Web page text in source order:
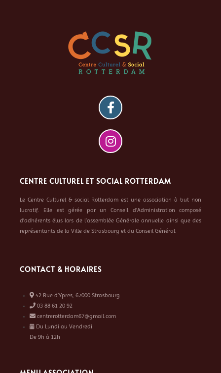
CENTRE CULTUREL ET SOCIAL ROTTERDAM
Le Centre Culturel & social Rotterdam est une association à but non
lucratif. Elle est gérée par un Conseil d’Administration composé
d’adhérents élus lors de l’assemblée Générale annuelle ainsi que des
représentants de la Ville de Strasbourg et du Conseil Général.
CONTACT & HORAIRES
42 Rue d’Ypres, 67000 Strasbourg
03 88 61 20 92
centrerotterdam67@gmail.com
Du Lundi au Vendredi
De 9h à 12h